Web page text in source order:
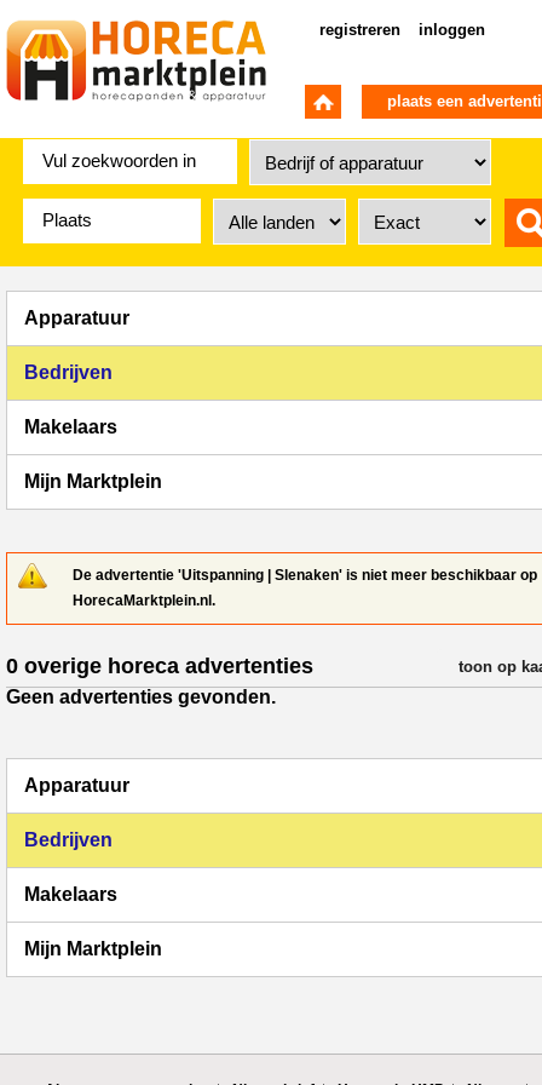
registreren inloggen
plaats een
Apparatuur
Bedrijven
Makelaars
Mijn Marktplein
De advertentie 'Uitspanning | Slenaken' is niet meer beschikbaar op
HorecaMarktplein.nl.
0 overige horeca advertenties verfijn
toon op
Geen advertenties gevonden.
Apparatuur
Bedrijven
Makelaars
Mijn Marktplein